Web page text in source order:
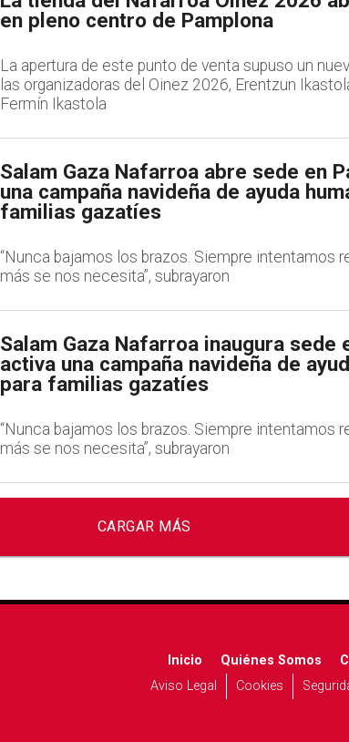
en pleno centro de Pamplona
La apertura de este punto de venta supuso un
las organizadoras del Oinez 2026, Erentzun
Fermín Ikastola
Salam Gaza Nafarroa abre sede en
una campaña navideña de ayuda
familias gazatíes
“Nunca bajamos los brazos. Siempre intentamos
más se nos necesita”, subrayaron
Salam Gaza Nafarroa inaugura sede
activa una campaña navideña de
para familias gazatíes
“Nunca bajamos los brazos. Siempre intentamos
más se nos necesita”, subrayaron
CARGAR MÁS
Inicio Quiénes Somos
Aviso Legal
Cookies